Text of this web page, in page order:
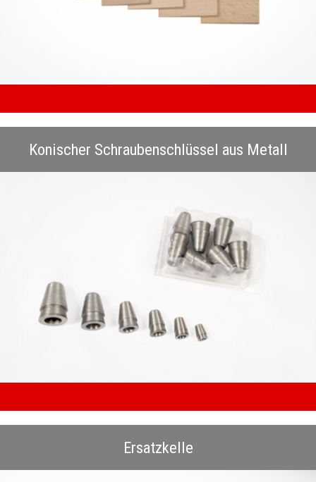
Konischer Schraubenschlüssel aus Metall
Ersatzkelle